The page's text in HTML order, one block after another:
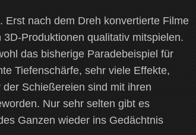
nach dem Dreh konvertierte Filme
Produktionen qualitativ mitspielen.
das bisherige Paradebeispiel für
Tiefenschärfe, sehr viele Effekte,
Schießereien sind mit ihren
Nur sehr selten gibt es
Ganzen wieder ins Gedächtnis